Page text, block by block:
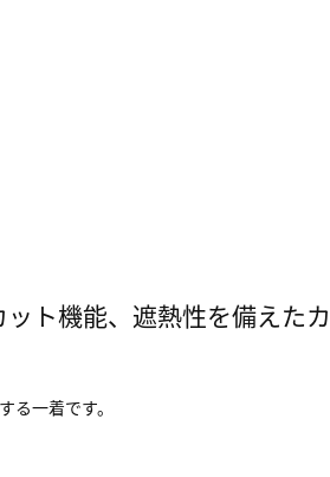
ト機能、遮熱性を備えた
一着です。